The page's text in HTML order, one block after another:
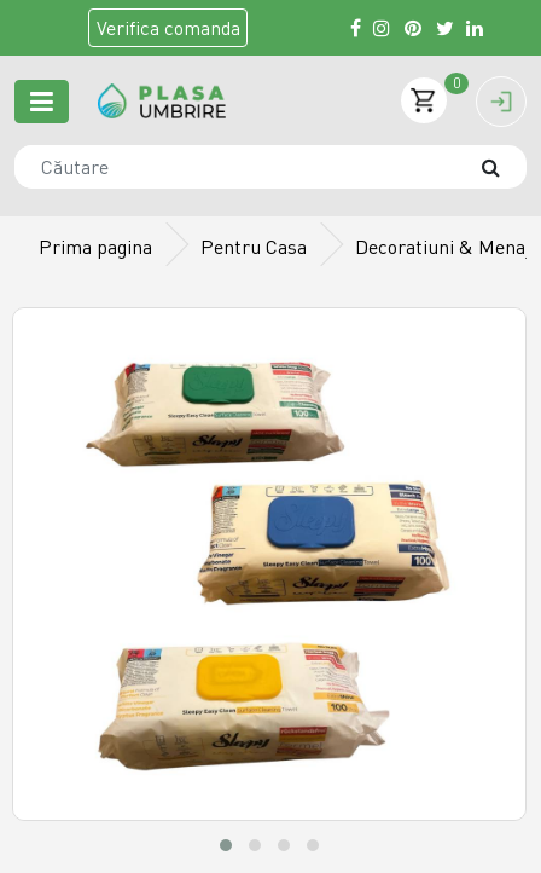
Verifica comanda
0
Prima pagina Pentru Casa Decoratiuni & Menaj